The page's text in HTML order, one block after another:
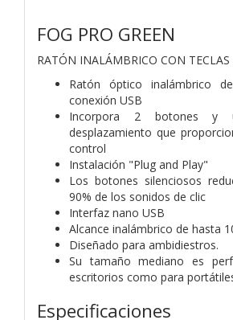
FOG PRO GREEN
RATÓN INALÁMBRICO CON TECLAS
Ratón óptico inalámbrico
conexión USB
Incorpora 2 botones y
desplazamiento que
control
Instalación "Plug and Play"
Los botones silenciosos
90% de los sonidos de clic
Interfaz nano USB
Alcance inalámbrico de hasta
Diseñado para ambidiestros.
Su tamaño mediano es
escritorios como para
Especificaciones